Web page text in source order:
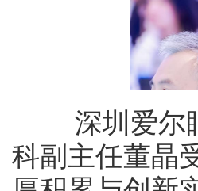
深圳爱尔眼
科副主任董晶